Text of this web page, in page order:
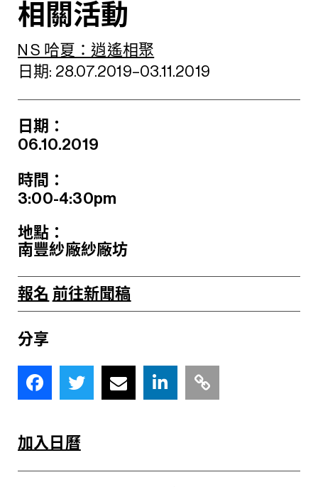
相關活動
N S 哈夏：逍遙相聚
日期: 28.07.2019–03.11.2019
日期：
06.10.2019
時間：
3:00-4:30pm
地點：
南豐紗廠紗廠坊
報名 前往新聞稿
分享
加入日曆